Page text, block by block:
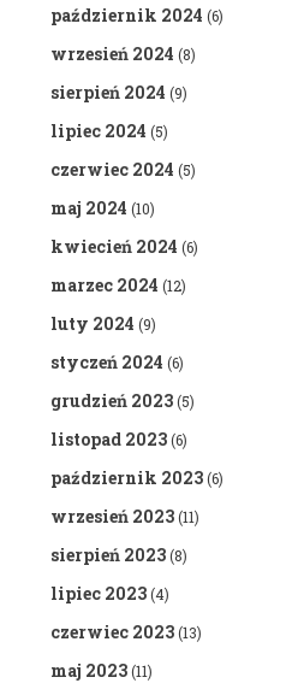
październik 2024 (6)
wrzesień 2024 (8)
sierpień 2024 (9)
lipiec 2024 (5)
czerwiec 2024 (5)
maj 2024 (10)
kwiecień 2024 (6)
marzec 2024 (12)
luty 2024 (9)
styczeń 2024 (6)
grudzień 2023(5)
listopad 2023(6)
październik 2023(6)
wrzesień 2023(11)
sierpień 2023(8)
lipiec 2023(4)
czerwiec 2023(13)
maj 2023(11)